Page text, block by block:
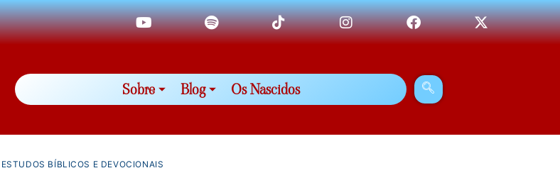
Sobre Blog Os Nascidos
ESTUDOS BÍBLICOS E DEVOCIONAIS